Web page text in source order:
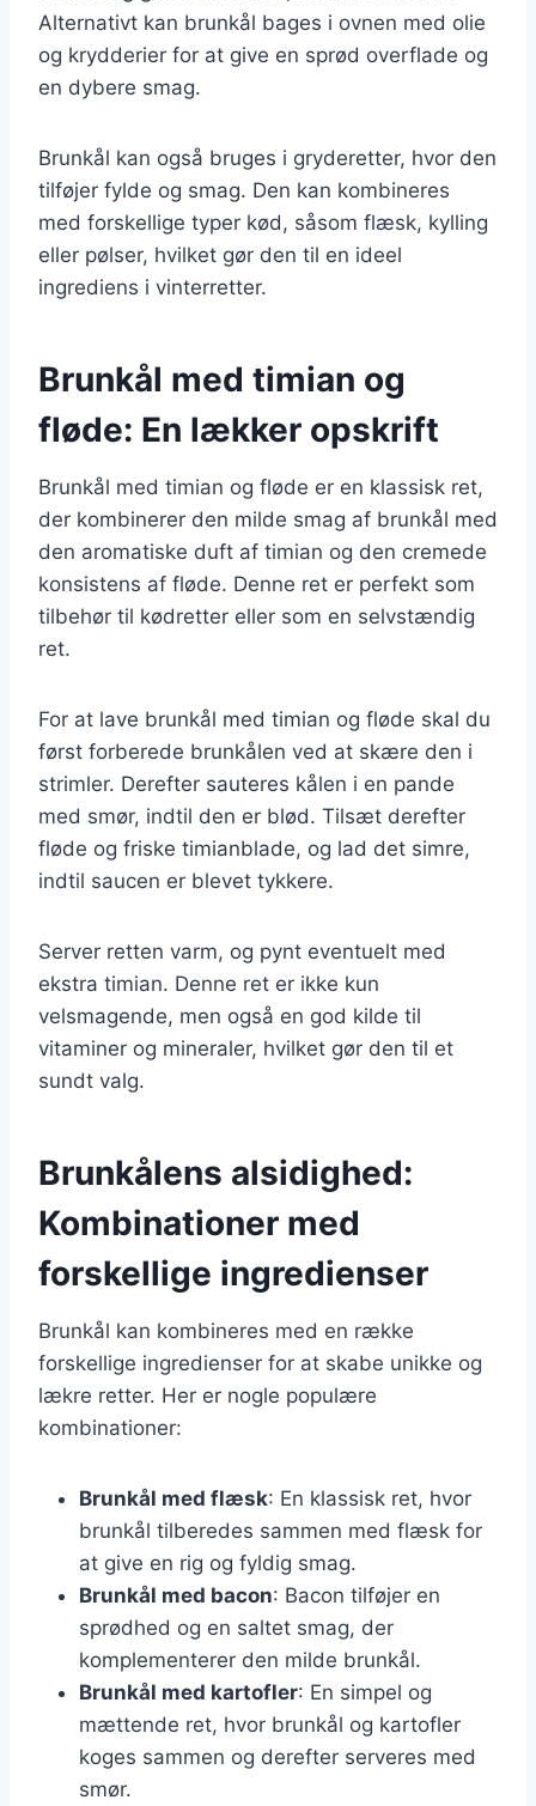
Alternativt kan brunkål bages i ovnen med olie
og krydderier for at give en sprød overflade og
en dybere smag.
Brunkål kan også bruges i gryderetter, hvor den
tilføjer fylde og smag. Den kan kombineres
med forskellige typer kød, såsom flæsk, kylling
eller pølser, hvilket gør den til en ideel
ingrediens i vinterretter.
Brunkål med timian og
fløde: En lækker opskrift
Brunkål med timian og fløde er en klassisk ret,
der kombinerer den milde smag af brunkål med
den aromatiske duft af timian og den cremede
konsistens af fløde. Denne ret er perfekt som
tilbehør til kødretter eller som en selvstændig
ret.
For at lave brunkål med timian og fløde skal du
først forberede brunkålen ved at skære den i
strimler. Derefter sauteres kålen i en pande
med smør, indtil den er blød. Tilsæt derefter
fløde og friske timianblade, og lad det simre,
indtil saucen er blevet tykkere.
Server retten varm, og pynt eventuelt med
ekstra timian. Denne ret er ikke kun
velsmagende, men også en god kilde til
vitaminer og mineraler, hvilket gør den til et
sundt valg.
Brunkålens alsidighed:
Kombinationer med
forskellige ingredienser
Brunkål kan kombineres med en række
forskellige ingredienser for at skabe unikke og
lækre retter. Her er nogle populære
kombinationer:
Brunkål med flæsk: En klassisk ret, hvor
brunkål tilberedes sammen med flæsk for
at give en rig og fyldig smag.
Brunkål med bacon: Bacon tilføjer en
sprødhed og en saltet smag, der
komplementerer den milde brunkål.
Brunkål med kartofler: En simpel og
mættende ret, hvor brunkål og kartofler
koges sammen og derefter serveres med
smør.